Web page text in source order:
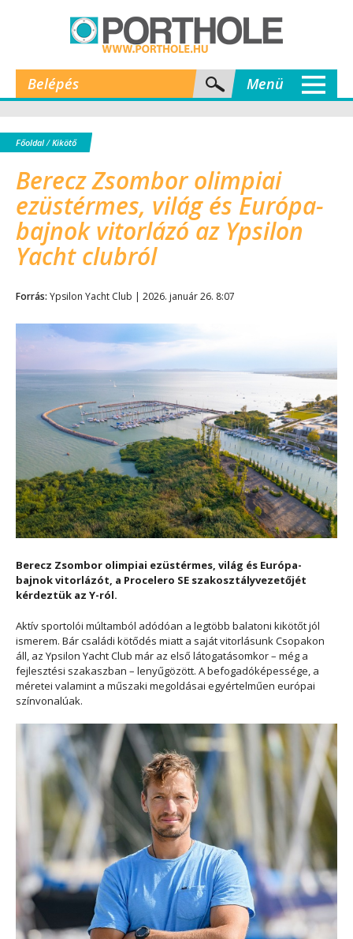
Belépés Menü
Főoldal/Kikötő
Berecz Zsombor olimpiai
ezüstérmes, világ és Európa-
bajnok vitorlázó az Ypsilon
Yacht clubról
Forrás: Ypsilon Yacht Club | 2026. január 26. 8:07
Berecz Zsombor olimpiai ezüstérmes, világ és Európa-
bajnok vitorlázót, a Procelero SE szakosztályvezetőjét
kérdeztük az Y-ról.
Aktív sportolói múltamból adódóan a legtöbb balatoni kikötőt jól
ismerem. Bár családi kötődés miatt a saját vitorlásunk Csopakon
áll, az Ypsilon Yacht Club már az első látogatásomkor – még a
fejlesztési szakaszban – lenyűgözött. A befogadóképessége, a
méretei valamint a műszaki megoldásai egyértelműen európai
színvonalúak.